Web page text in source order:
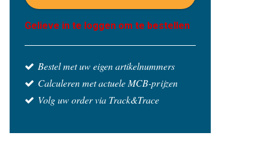
Gelieve in te loggen om te bestellen
Bestel met uw eigen artikelnummers
Calculeren met actuele MCB-prijzen
Volg uw order via Track&Trace